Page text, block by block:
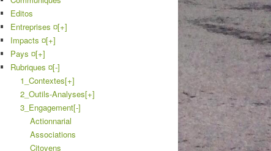
Editos
Entreprises ¤[+]
Impacts ¤[+]
Pays ¤[+]
Rubriques ¤[-]
1_Contextes[+]
2_Outils-Analyses[+]
3_Engagement[-]
Actionnarial
Associations
Citoyens